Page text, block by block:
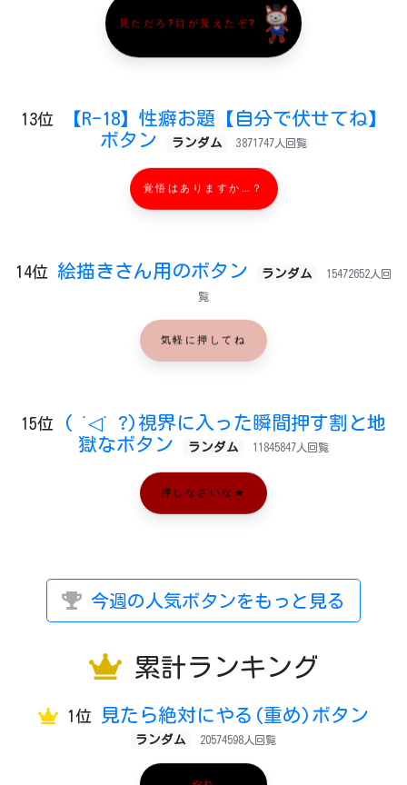
見ただろ?目が見えたぞ?
13位
【R-18】性癖お題【自分で伏せてね】
ボタン
ランダム 3871747人回覧
覚悟はありますか…？
14位 絵描きさん用のボタン ランダム 15472652人回
覧
気軽に押してね
15位
( ˙◁˙ ?)視界に入った瞬間押す割と地
獄なボタン
ランダム 11845847人回覧
押しなさいな★
今週の人気ボタンをもっと見る
累計ランキング
1位 見たら絶対にやる(重め)ボタン
ランダム 20574598人回覧